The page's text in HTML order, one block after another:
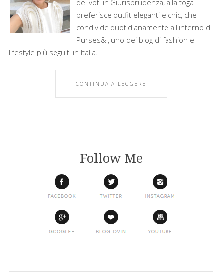
dei voti in Giurisprudenza, alla toga
preferisce outfit eleganti e chic, che
condivide quotidianamente all'interno di
Purses&I, uno dei blog di fashion e
lifestyle più seguiti in Italia.
CONTINUA A LEGGERE
Follow Me